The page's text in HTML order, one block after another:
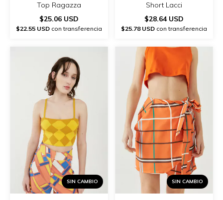
Top Ragazza
$25.06 USD
$22.55 USD con transferencia
Short Lacci
$28.64 USD
$25.78 USD con transferencia
SIN CAMBIO SIN CAMBIO